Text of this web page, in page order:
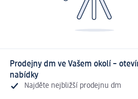
Prodejny dm ve Vašem okolí –
nabídky
Najděte nejbližší prodejnu dm